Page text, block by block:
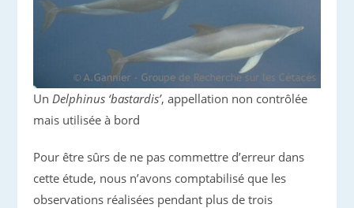
Un Delphinus ‘bastardis’, appellation non contrôlée
mais utilisée à bord
Pour être sûrs de ne pas commettre d’erreur dans
cette étude, nous n’avons comptabilisé que les
observations réalisées pendant plus de trois